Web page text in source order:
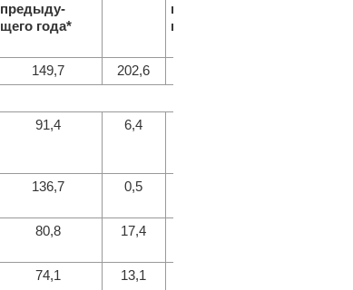
предыду-
щего года*
предыду-
щего года*
149,7 202,6
91,4 6,4
136,7 0,5
80,8 17,4
74,1 13,1